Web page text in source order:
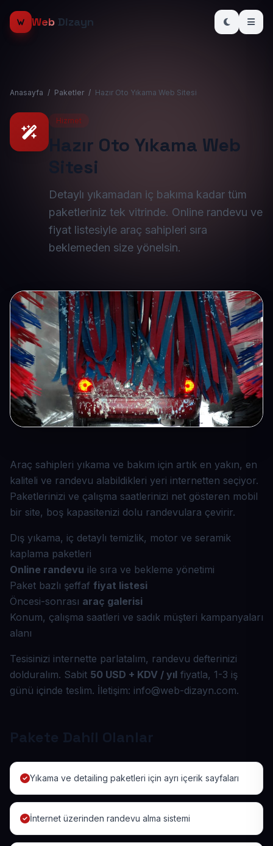
Web Dizayn
Anasayfa / Paketler / Hazır Oto Yıkama Web Sitesi
Hizmet
Hazır Oto Yıkama Web
Sitesi
Detaylı yıkamadan iç bakıma kadar tüm
paketleriniz tek vitrinde. Online randevu ve
fiyat listesiyle araç sahipleri sıra
beklemeden size yönelsin.
Araç sahipleri yıkama ve bakım için artık en yakın, en
kaliteli ve randevu alabildikleri yeri internetten seçiyor.
Paketlerinizi ve çalışma saatlerinizi net gösteren mobil
bir site, boş kapasitenizi dolu randevulara çevirir.
Dış yıkama, iç detaylı temizlik, motor ve seramik
kaplama paketleri
Online randevu ile sıra ve bekleme yönetimi
Paket bazlı şeffaf fiyat listesi
Öncesi-sonrası araç galerisi
Konum, çalışma saatleri ve sadık müşteri kampanyaları
alanı
Tesisinizi internette parlatalım, randevu defterinizi
dolduralım. Sabit 50 USD + KDV / yıl fiyatla, 1-3 iş
günü içinde teslim. İletişim: info@web-dizayn.com.
Pakete Dahil Olanlar
Yıkama ve detailing paketleri için ayrı içerik sayfaları
İnternet üzerinden randevu alma sistemi